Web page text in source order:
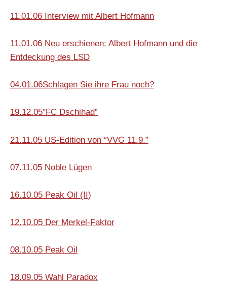
11.01.06 Interview mit Albert Hofmann
11.01.06 Neu erschienen: Albert Hofmann und die
Entdeckung des LSD
04.01.06Schlagen Sie ihre Frau noch?
19.12.05″FC Dschihad”
21.11.05 US-Edition von “VVG 11.9.”
07.11.05 Noble Lügen
16.10.05 Peak Oil (II)
12.10.05 Der Merkel-Faktor
08.10.05 Peak Oil
18.09.05 Wahl Paradox